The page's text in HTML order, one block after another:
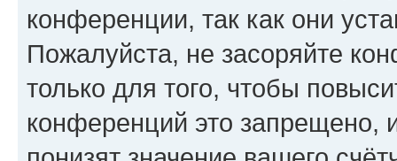
конференции, так как они
Пожалуйста, не засоряйте
только для того, чтобы
конференций это запрещено,